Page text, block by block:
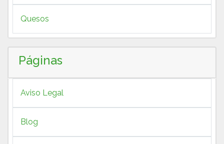
Quesos
Páginas
Aviso Legal
Blog